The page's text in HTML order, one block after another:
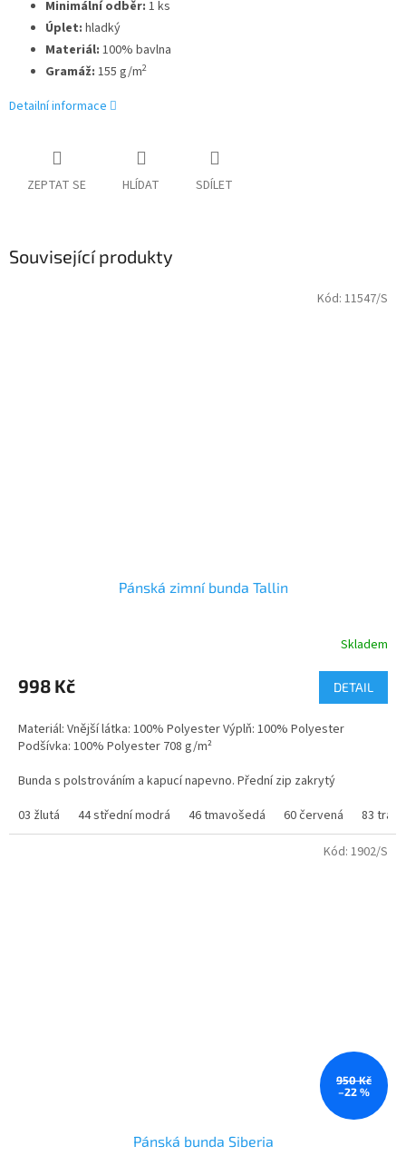
Minimální odběr: 1 ks
Úplet: hladký
Materiál: 100% bavlna
Gramáž: 155 g/m2
Detailní informace
ZEPTAT SE HLÍDAT SDÍLET
Související produkty
Pánská zimní bunda Tallin
produktu
je
z
5
Skladem
998 Kč DETAIL
Materiál: Vnější látka: 100% Polyester Výplň: 100% Polyester
Podšívka: 100% Polyester 708 g/m²
Bunda s polstrováním a kapucí napevno. Přední zip zakrytý
Vnitřní přístup pro dodatečnou úpravu zad na zádech a na levé
straně hrudníku
03 žlutá 44 střední modrá 46 tmavošedá 60 červená 83
Kód: 11547/S
950 Kč
–22 %
Pánská bunda Siberia
Kód: 1902/S